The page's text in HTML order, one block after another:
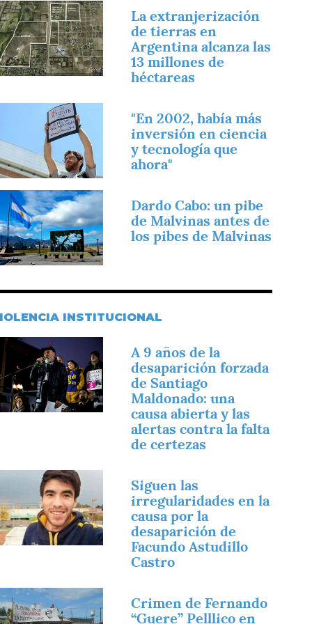
La extranjerización
de tierras en
Argentina alcanza las
13 millones de
héctareas
"En 2002, había más
inversión en ciencia
y tecnología que
ahora"
Dardo Cabo: un pibe
de Malvinas antes de
los pibes de Malvinas
INSTITUCIONAL
A 9 años de la
desaparición forzada
de Santiago
Maldonado: una
causa abierta y las
alertas contra la falta
de certezas
Siguen las
irregularidades en la
causa por la
desaparición de
Facundo Astudillo
Castro
Crimen de Fernando
“Guere” Pelllico en